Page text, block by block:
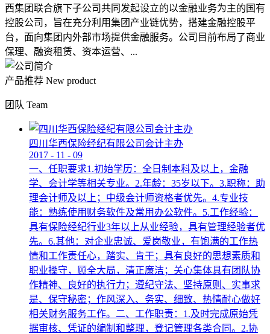
西集团联合旗下子公司共同发起设立的以金融业务为主的国有
控股公司，旨在充分利用集团产业链优势，搭建金融控股平
台，面向集团内外部市场提供金融服务。公司目前布局了商业
保理、融资租赁、资本运营、...
产品推荐 New product
团队 Team
四川华西保险经纪有限公司会计主办
2017 - 11 - 09
一、任职要求1.初始学历：全日制本科及以上，金融
学、会计学等相关专业。2.年龄：35岁以下。3.职称：助
理会计师及以上；中级会计师资格者优先。4.专业技
能：熟练使用财务软件及常用办公软件。5.工作经验：
具有保险经纪行业3年以上从业经验，具有管理经验者优
先。6.其他：对企业忠诚、爱岗敬业，有饱满的工作热
情和工作责任心，踏实、肯干；具有良好的思想素质和
职业操守，顾全大局，清正廉洁；关心集体具有团队协
作精神、良好的执行力；遵纪守法、坚持原则、实事求
是、保守秘密；作风深入、务实、细致、热情耐心做好
相关财务服务工作。二、工作职责：1.及时完成原始凭
据审核、凭证的编制和整理，登记管理各类合同。2.协